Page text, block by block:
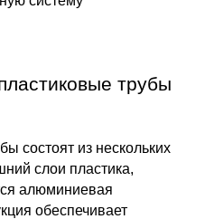
трубы
состоят из нескольких
слои пластика,
алюминиевая
обеспечивает